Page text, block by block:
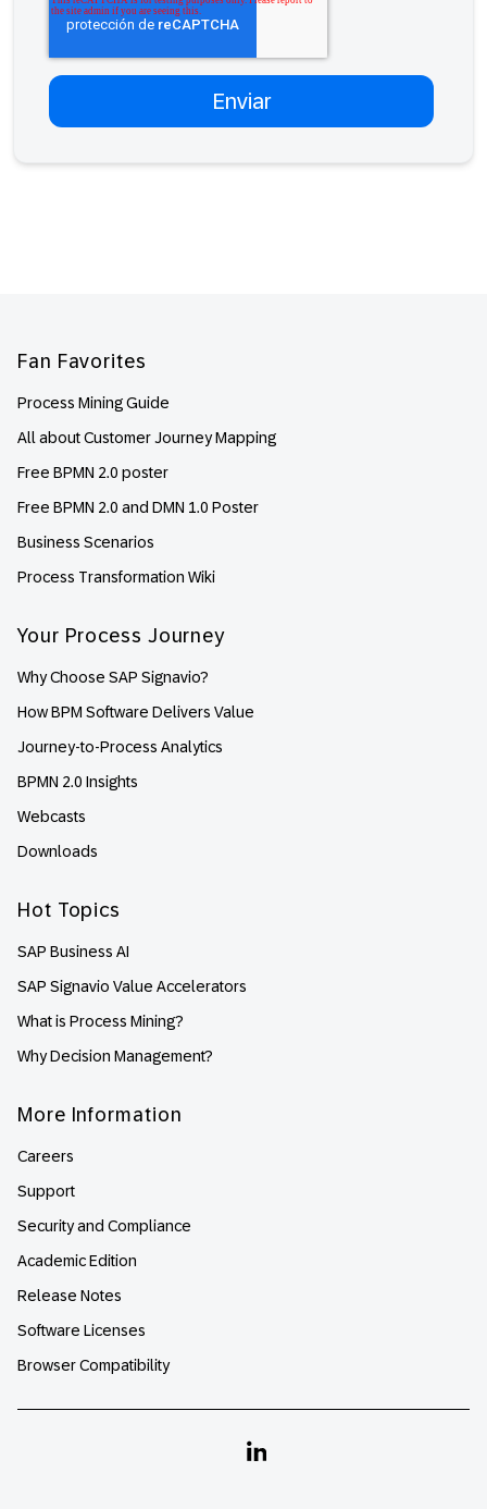
Fan Favorites
Process Mining Guide
All about Customer Journey Mapping
Free BPMN 2.0 poster
Free BPMN 2.0 and DMN 1.0 Poster
Business Scenarios
Process Transformation Wiki
Your Process Journey
Why Choose SAP Signavio?
How BPM Software Delivers Value
Journey-to-Process Analytics
BPMN 2.0 Insights
Webcasts
Downloads
Hot Topics
SAP Business AI
SAP Signavio Value Accelerators
What is Process Mining?
Why Decision Management?
More Information
Careers
Support
Security and Compliance
Academic Edition
Release Notes
Software Licenses
Browser Compatibility
Linkedin